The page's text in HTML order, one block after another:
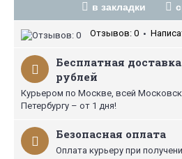
в закладки
Отзывов: 0 •
Бесплатная доставка
рублей
Курьером по Москве, всей
Петербургу – от 1 дня!
Безопасная оплата
Оплата курьеру при